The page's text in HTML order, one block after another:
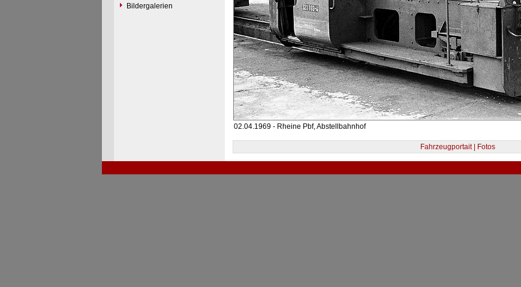
Bildergalerien
02.04.1969 - Rheine Pbf, Abstellbahnhof
Fahrzeugportait | Fotos